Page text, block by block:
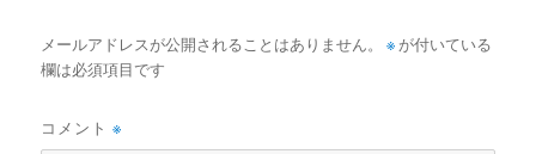
メールアドレスが公開されることはありません。 ※ が付いている
欄は必須項目です
コメント※